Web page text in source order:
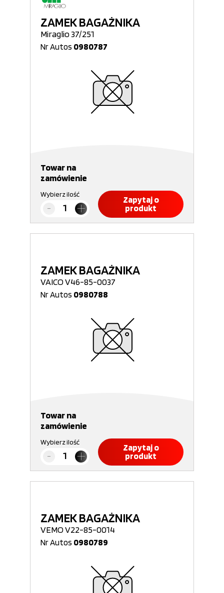
ZAMEK BAGAŻNIKA
Miraglio 37/251
Nr Autos 0980787
Towar na
zamówienie
Wybierz ilość
Zapytaj o
produkt
ZAMEK BAGAŻNIKA
VAICO V46-85-0037
Nr Autos 0980788
Towar na
zamówienie
Wybierz ilość
Zapytaj o
produkt
ZAMEK BAGAŻNIKA
VEMO V22-85-0014
Nr Autos 0980789